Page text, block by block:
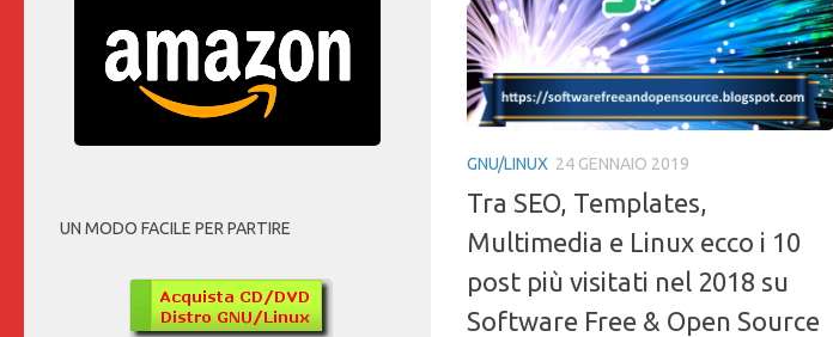
GNU/LINUX 24 GENNAIO 2019
Tra SEO, Templates,
Multimedia e Linux ecco i 10
post più visitati nel 2018 su
Software Free & Open Source
UN MODO FACILE PER PARTIRE